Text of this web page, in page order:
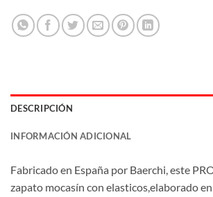
DESCRIPCIÓN
INFORMACIÓN ADICIONAL
Fabricado en España por Baerchi, este
zapato mocasín con elasticos,elaborado